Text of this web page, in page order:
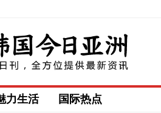
力生活 国际热点